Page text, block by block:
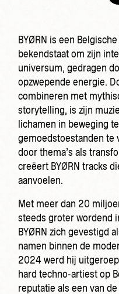
BYØRN is een
bekendstaat om zijn
universum, gedragen
opzwepende energie.
combineren met
storytelling, is zijn
lichamen in beweging
gemoedstoestanden te
door thema’s als
creëert BYØRN tracks
aanvoelen.
Met meer dan 20
steeds groter wordend
BYØRN zich gevestigd
namen binnen de
2024 werd hij
hard techno-artiest op
reputatie als een van